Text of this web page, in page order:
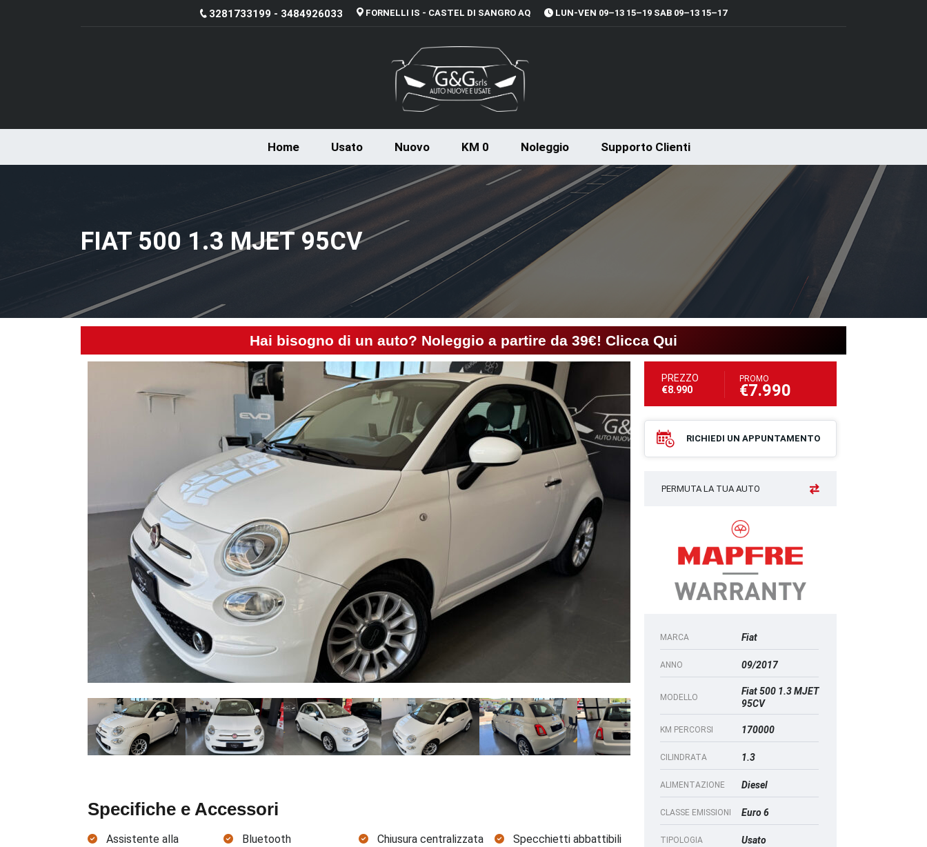
LUN-VEN 09–13 15–19 SAB 09–13 15–17
FORNELLI IS - CASTEL DI SANGRO AQ
3281733199 - 3484926033
Home Usato Nuovo KM 0 Noleggio Supporto Clienti
FIAT 500 1.3 MJET 95CV
Hai bisogno di un auto? Noleggio a partire da 39€! Clicca Qui
Specifiche e Accessori
Assistente alla
Bluetooth Chiusura centralizzata Specchietti abbattibili
PREZZO
€8.990
PROMO
€7.990
RICHIEDI UN APPUNTAMENTO
PERMUTA LA TUA AUTO
MARCA Fiat
ANNO 09/2017
MODELLO
Fiat 500 1.3 MJET
95CV
KM PERCORSI 170000
CILINDRATA 1.3
ALIMENTAZIONE Diesel
CLASSE EMISSIONI Euro 6
TIPOLOGIA Usato